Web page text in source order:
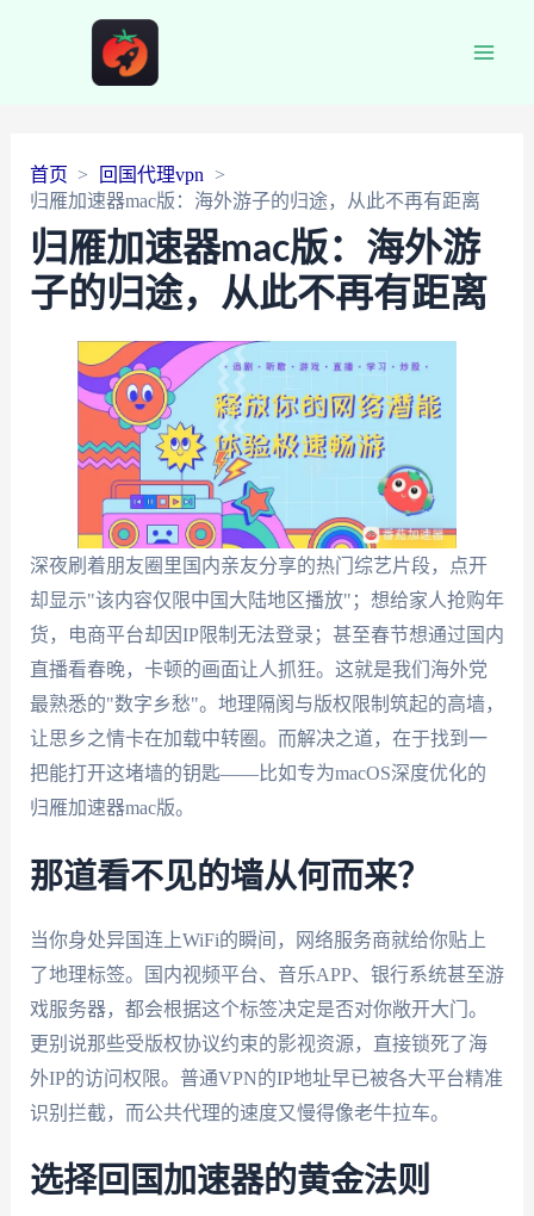
首页
回国代理vpn
归雁加速器mac版：海外游子的归途，从此不再有距离
归雁加速器mac版：海外游
子的归途，从此不再有距离
深夜刷着朋友圈里国内亲友分享的热门综艺片段，点开
却显示"该内容仅限中国大陆地区播放"；想给家人抢购年
货，电商平台却因IP限制无法登录；甚至春节想通过国内
直播看春晚，卡顿的画面让人抓狂。这就是我们海外党
最熟悉的"数字乡愁"。地理隔阂与版权限制筑起的高墙，
让思乡之情卡在加载中转圈。而解决之道，在于找到一
把能打开这堵墙的钥匙——比如专为macOS深度优化的
归雁加速器mac版。
那道看不见的墙从何而来？
当你身处异国连上WiFi的瞬间，网络服务商就给你贴上
了地理标签。国内视频平台、音乐APP、银行系统甚至游
戏服务器，都会根据这个标签决定是否对你敞开大门。
更别说那些受版权协议约束的影视资源，直接锁死了海
外IP的访问权限。普通VPN的IP地址早已被各大平台精准
识别拦截，而公共代理的速度又慢得像老牛拉车。
选择回国加速器的黄金法则